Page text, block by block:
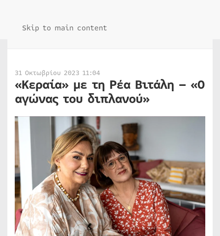
Skip to main content
31 Οκτωβρίου 2023 11:04
«Κεραία» με τη Ρέα Βιτάλη – «Ο
αγώνας του διπλανού»